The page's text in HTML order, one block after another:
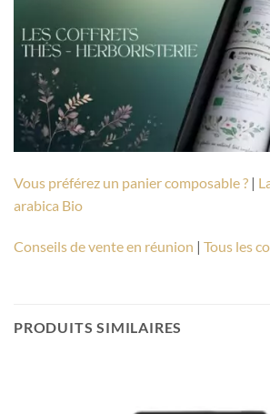
Vous préférez un panier composable ? |
arabica Bio
Conseils de vente en réunion | Tous les
PRODUITS SIMILAIRES